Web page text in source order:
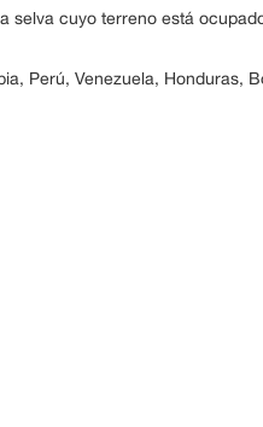
selva cuyo terreno está
Perú, Venezuela, Honduras,